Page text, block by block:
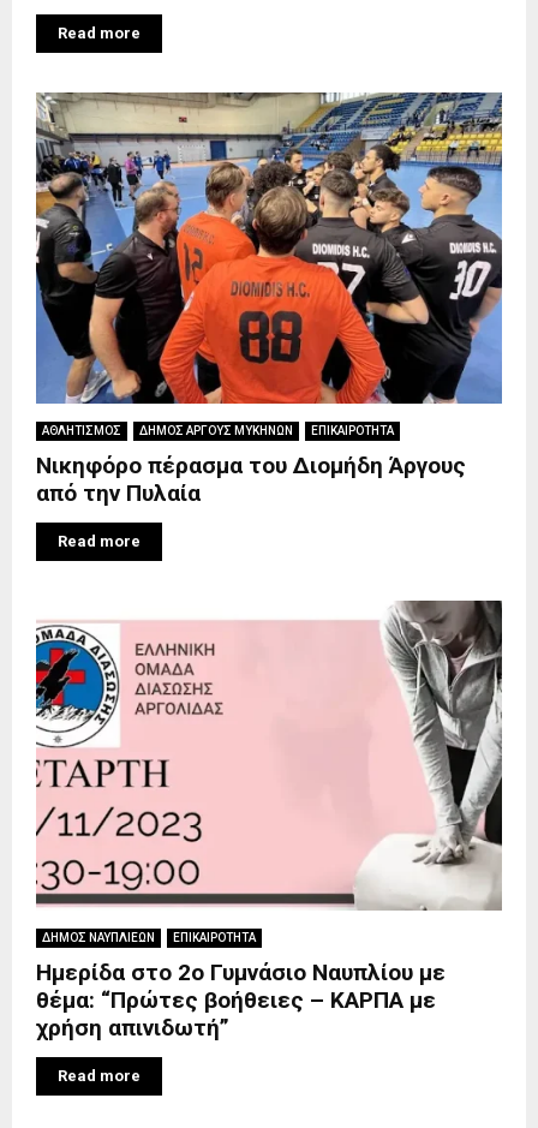
Read more
ΑΘΛΗΤΙΣΜΟΣ ΔΗΜΟΣ ΑΡΓΟΥΣ ΜΥΚΗΝΩΝ ΕΠΙΚΑΙΡΟΤΗΤΑ
Νικηφόρο πέρασμα του Διομήδη Άργους
από την Πυλαία
Read more
ΔΗΜΟΣ ΝΑΥΠΛΙΕΩΝ ΕΠΙΚΑΙΡΟΤΗΤΑ
Ημερίδα στο 2ο Γυμνάσιο Ναυπλίου με
θέμα: “Πρώτες βοήθειες – ΚΑΡΠΑ με
χρήση απινιδωτή”
Read more